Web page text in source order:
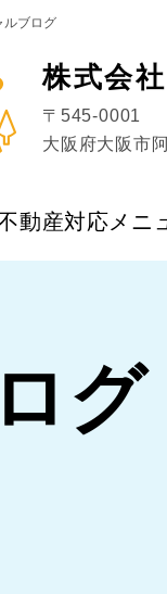
ルブログ
株式会社
〒545-0001
大阪府大阪市
動産対応メニ
グ